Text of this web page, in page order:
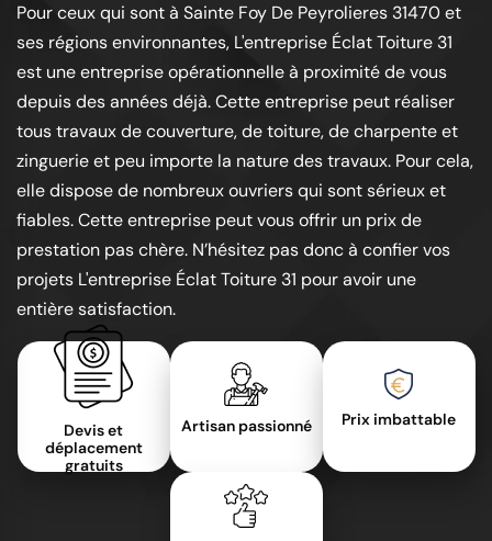
Pour ceux qui sont à Sainte Foy De Peyrolieres 31470 et
ses régions environnantes, L'entreprise Éclat Toiture 31
est une entreprise opérationnelle à proximité de vous
depuis des années déjà. Cette entreprise peut réaliser
tous travaux de couverture, de toiture, de charpente et
zinguerie et peu importe la nature des travaux. Pour cela,
elle dispose de nombreux ouvriers qui sont sérieux et
fiables. Cette entreprise peut vous offrir un prix de
prestation pas chère. N’hésitez pas donc à confier vos
projets L'entreprise Éclat Toiture 31 pour avoir une
entière satisfaction.
Devis et
déplacement
gratuits
Artisan passionné Prix imbattable